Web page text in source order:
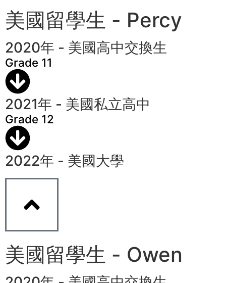
美國留學生 - Percy
2020年 - 美國高中交換生
Grade 11
2021年 - 美國私立高中
Grade 12
2022年 - 美國大學
美國留學生 - Owen